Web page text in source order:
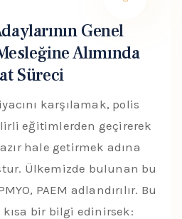
Genel
Alımında
Süreci
karşılamak, polis
eğitimlerden geçirerek
hale getirmek adına
Ülkemizde bulunan bu
PAEM adlandırılır. Bu
bir bilgi edinirsek: